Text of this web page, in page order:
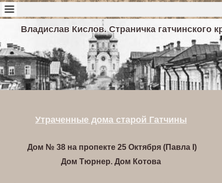
Владислав Кислов. Страничка гатчинского
Утраченные дома старой Гатчины
Дом № 38 на пропекте 25 Октября (Павла I)
Дом Тюрнер. Дом Котова